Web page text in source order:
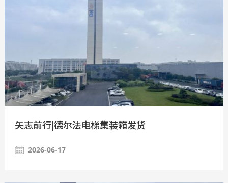
矢志前行|德尔法电梯集装箱发货
2026-06-17